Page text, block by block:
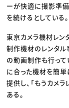
ーが快適に撮影準
を続けるとしている。
東京カメラ機材レン
制作機材のレンタル
の動画制作も行って
に合った機材を簡単
提供し、「もうカメ
ある。